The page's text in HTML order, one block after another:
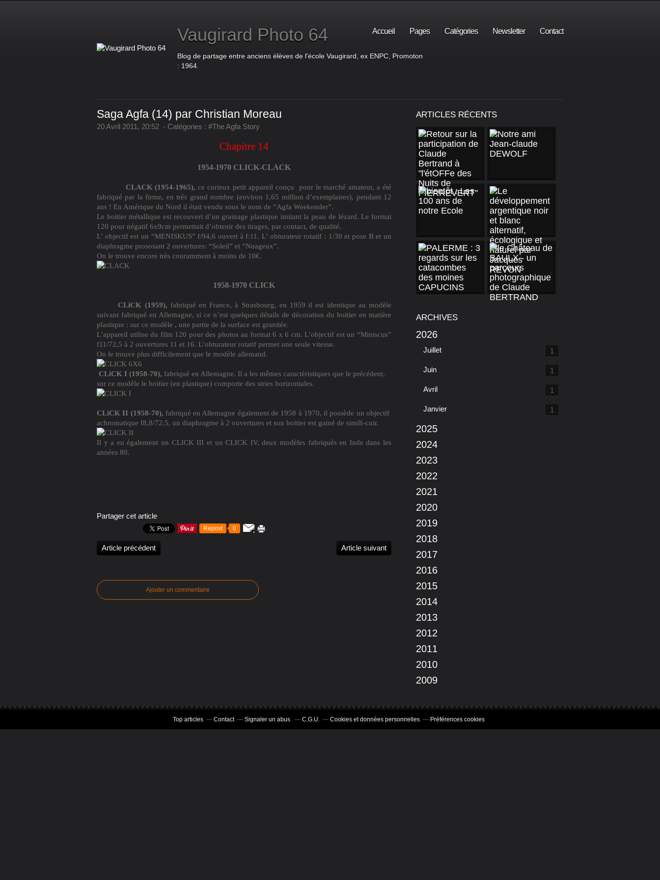
Vaugirard Photo 64
Blog de partage entre anciens élèves de l'école Vaugirard, ex ENPC, Promoton
: 1964.
Accueil Pages Catégories Newsletter Contact
Saga Agfa (14) par Christian Moreau
20 Avril 2011, 20:52 - Catégories : #The Agfa Story
Chapitre 14
1954-1970 CLICK-CLACK
CLACK (1954-1965), ce curieux petit appareil conçu
pour le marché amateur, a été
fabriqué par la firme, en très grand nombre (environ 1,65 million d’exemplaires), pendant 12
ans ! En Amérique du Nord il était vendu sous le nom de “Agfa Weekender”.
Le boitier métallique est recouvert d’un grainage plastique imitant la peau de lézard. Le format
120 pour négatif 6x9cm permettait d’obtenir des tirages, par contact, de qualité.
L’ objectif est un “MENISKUS” f/94,6 ouvert à f:11. L’ obturateur rotatif : 1/30 et pose B et un
diaphragme prososant 2 ouvertures: “Soleil” et “Nuageux”.
On le trouve encore très couramment à moins de 10€.
1958-1970 CLICK
CLiCK (1959), fabriqué en France, à Strasbourg, en 1959 il est identique au modèle
suivant fabriqué en Allemagne, si ce n’est quelques détails de décoration du boitier en matière
plastique : sur ce modèle , une partie de la surface est granitée.
L’appareil utilise du film 120 pour des photos au format 6 x 6 cm. L’objectif est un “Miniscus”
f11/72,5 à 2 ouvertures 11 et 16. L’obturateur rotatif permet une seule vitesse.
On le trouve plus difficilement que le modèle allemand.
CLiCK I (1958-70), fabriqué en Allemagne. Il a les mêmes caractéristiques que le précédent,
sur ce modèle le boitier (en plastique) comporte des stries horizontales.
CLiCK II (1958-70), fabriqué en Allemagne également de 1958 à 1970, il possède un objectif
achromatique f8,8/72,5, un diaphragme à 2 ouvertures et son boitier est gainé de simili-cuir.
Il y a eu également un CLICK III et un CLICK IV, deux modèles fabriqués en Inde dans les
années 80.
Partager cet article
Repost 0
Article précédent Article suivant
Ajouter un commentaire
ARTICLES RÉCENTS
ARCHIVES
2026
Juillet 1
Juin 1
Avril 1
Janvier 1
2025
2024
2023
2022
2021
2020
2019
2018
2017
2016
2015
2014
2013
2012
2011
2010
2009
Top articles Contact Signaler un abus C.G.U. Cookies et données personnelles Préférences cookies